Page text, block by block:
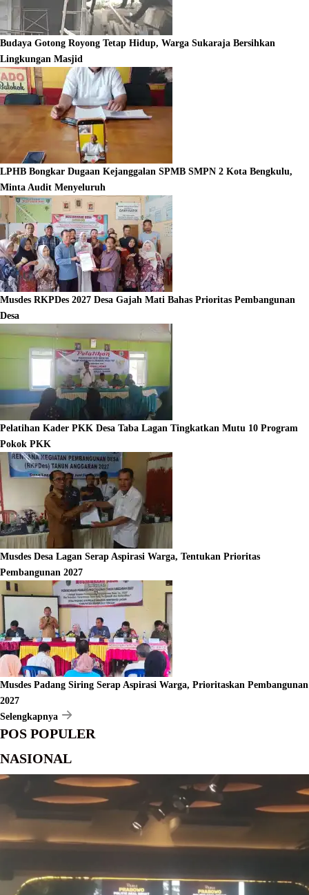
Budaya Gotong Royong Tetap Hidup, Warga Sukaraja Bersihkan
Lingkungan Masjid
LPHB Bongkar Dugaan Kejanggalan SPMB SMPN 2 Kota Bengkulu,
Minta Audit Menyeluruh
Musdes RKPDes 2027 Desa Gajah Mati Bahas Prioritas Pembangunan
Desa
Pelatihan Kader PKK Desa Taba Lagan Tingkatkan Mutu 10 Program
Pokok PKK
Musdes Desa Lagan Serap Aspirasi Warga, Tentukan Prioritas
Pembangunan 2027
Musdes Padang Siring Serap Aspirasi Warga, Prioritaskan Pembangunan
2027
Selengkapnya
POS POPULER
NASIONAL